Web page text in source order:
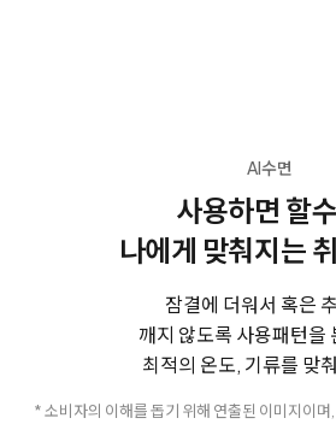
AI수면
사용하면 할
나에게 맞춰지는
잠결에 더워서 혹은
깨지 않도록 사용패턴을
최적의 온도, 기류를 맞
* 소비자의 이해를 돕기 위해 연출된 이미지이며